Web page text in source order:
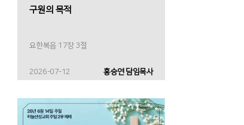
구원의 목적
요한복음 17장 3절
2026-07-12 홍승연 담임목사